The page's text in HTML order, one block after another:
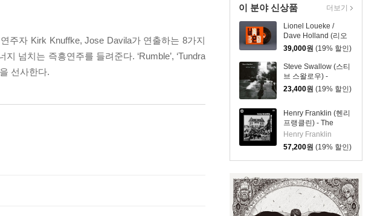
이 분야 신상품
Lionel Loueke /
Dave Holland (리오
넬 루에케, 데이브 홀
마블 컬러 LP]
39,000원 (19% 할인)
Steve Swallow (스티
브 스왈로우) -
WINTER SONGS
23,400원 (19% 할인)
Henry Franklin (헨리
프랭클린) - The
Skipper at Home [블
루 & 블랙 스월 컬러
LP]
Henry Franklin
57,200원 (19% 할인)
더보기
주자 Kirk Knuffke, Jose Davila가 연출하는 8가지
넘치는 즉흥연주를 들려준다. ‘Rumble’, ‘Tundra
선사한다.